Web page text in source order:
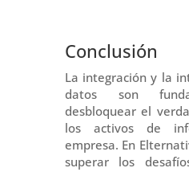
Conclusión
La integración y la
datos son
desbloquear el
los activos de
empresa. En
superar los